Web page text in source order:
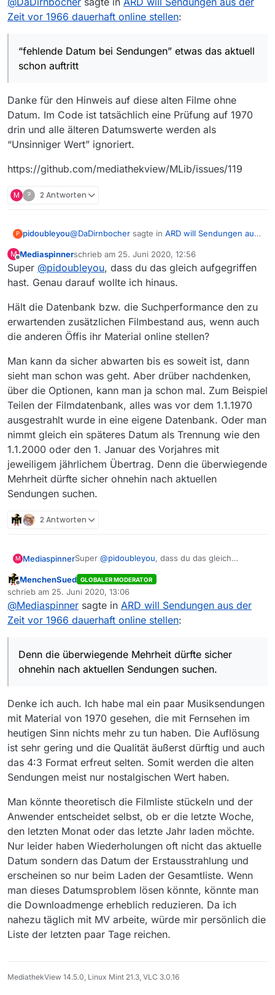
sehr viele Einträge ohne Datum, wobei das
noch nicht mal alles historische Sendungen
Wie Du richtig erkannt hast, ist das “fehlende
auftritt und damit nichts, was durch “ARD will
Sendungen aus der Zeit vor 1966 dauerhaft
online stellen” neu entstehen wird.
Zeit vor 1966 dauerhaft online stellen:
“fehlende Datum bei Sendungen” etwas das aktuell
schon auftritt
Danke für den Hinweis auf diese alten Filme ohne
Datum. Im Code ist tatsächlich eine Prüfung auf 1970
drin und alle älteren Datumswerte werden als
“Unsinniger Wert” ignoriert.
https://github.com/mediathekview/MLib/issues/119
M ? 2 Antworten
P pidoubleyou@DaDirnbocher sagte in ARD will Sendungen aus
“fehlende Datum bei Sendungen” etwas das
aktuell schon auftritt
Danke für den Hinweis auf diese alten Filme ohne
1970 drin und alle älteren Datumswerte werden
als “Unsinniger Wert” ignoriert.
https://github.com/mediathekview/MLib/issues/11
9
M
Offline
Mediaspinnerschrieb am 25. Juni 2020, 12:56
zuletzt editiert von
Super @pidoubleyou, dass du das gleich aufgegriffen
hast. Genau darauf wollte ich hinaus.
Hält die Datenbank bzw. die Suchperformance den zu
erwartenden zusätzlichen Filmbestand aus, wenn auch
die anderen Öffis ihr Material online stellen?
Man kann da sicher abwarten bis es soweit ist, dann
sieht man schon was geht. Aber drüber nachdenken,
über die Optionen, kann man ja schon mal. Zum Beispiel
Teilen der Filmdatenbank, alles was vor dem 1.1.1970
ausgestrahlt wurde in eine eigene Datenbank. Oder man
nimmt gleich ein späteres Datum als Trennung wie den
1.1.2000 oder den 1. Januar des Vorjahres mit
jeweiligem jährlichem Übertrag. Denn die überwiegende
Mehrheit dürfte sicher ohnehin nach aktuellen
Sendungen suchen.
2 Antworten
M MediaspinnerSuper @pidoubleyou, dass du das gleich
hinaus.
Hält die Datenbank bzw. die Suchperformance
den zu erwartenden zusätzlichen Filmbestand
aus, wenn auch die anderen Öffis ihr Material
online stellen?
Man kann da sicher abwarten bis es soweit ist,
dann sieht man schon was geht. Aber drüber
Filmdatenbank, alles was vor dem 1.1.1970
ausgestrahlt wurde in eine eigene Datenbank.
Oder man nimmt gleich ein späteres Datum als
des Vorjahres mit jeweiligem jährlichem
Übertrag. Denn die überwiegende Mehrheit
dürfte sicher ohnehin nach aktuellen Sendungen
suchen.
Offline
MenchenSued GLOBALER MODERATOR
schrieb am 25. Juni 2020, 13:06
zuletzt editiert von
@Mediaspinner sagte in ARD will Sendungen aus der
Zeit vor 1966 dauerhaft online stellen:
Denn die überwiegende Mehrheit dürfte sicher
ohnehin nach aktuellen Sendungen suchen.
Denke ich auch. Ich habe mal ein paar Musiksendungen
mit Material von 1970 gesehen, die mit Fernsehen im
heutigen Sinn nichts mehr zu tun haben. Die Auflösung
ist sehr gering und die Qualität äußerst dürftig und auch
das 4:3 Format erfreut selten. Somit werden die alten
Sendungen meist nur nostalgischen Wert haben.
Man könnte theoretisch die Filmliste stückeln und der
Anwender entscheidet selbst, ob er die letzte Woche,
den letzten Monat oder das letzte Jahr laden möchte.
Nur leider haben Wiederholungen oft nicht das aktuelle
Datum sondern das Datum der Erstausstrahlung und
erscheinen so nur beim Laden der Gesamtliste. Wenn
man dieses Datumsproblem lösen könnte, könnte man
die Downloadmenge erheblich reduzieren. Da ich
nahezu täglich mit MV arbeite, würde mir persönlich die
Liste der letzten paar Tage reichen.
MediathekView 14.5.0, Linux Mint 21.3, VLC 3.0.16